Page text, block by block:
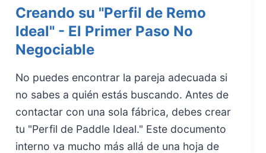
Creando su "Perfil de Remo
Ideal" - El Primer Paso No
Negociable
No puedes encontrar la pareja adecuada si
no sabes a quién estás buscando. Antes de
contactar con una sola fábrica, debes crear
tu "Perfil de Paddle Ideal." Este documento
interno va mucho más allá de una hoja de